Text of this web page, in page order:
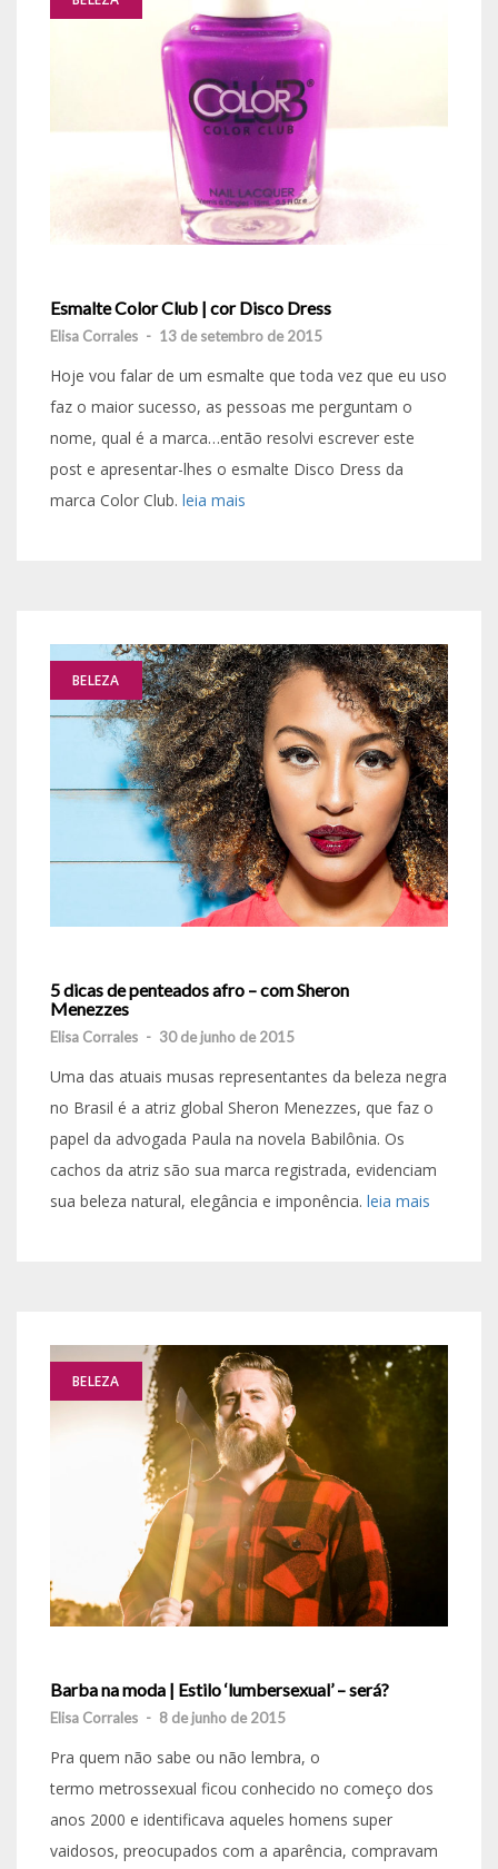
Esmalte Color Club | cor Disco Dress
Elisa Corrales - 13 de setembro de 2015
Hoje vou falar de um esmalte que toda vez que eu uso
faz o maior sucesso, as pessoas me perguntam o
nome, qual é a marca…então resolvi escrever este
post e apresentar-lhes o esmalte Disco Dress da
marca Color Club. leia mais
BELEZA
5 dicas de penteados afro – com Sheron
Menezzes
Elisa Corrales - 30 de junho de 2015
Uma das atuais musas representantes da beleza negra
no Brasil é a atriz global Sheron Menezzes, que faz o
papel da advogada Paula na novela Babilônia. Os
cachos da atriz são sua marca registrada, evidenciam
sua beleza natural, elegância e imponência. leia mais
BELEZA
Barba na moda | Estilo ‘lumbersexual’ – será?
Elisa Corrales - 8 de junho de 2015
Pra quem não sabe ou não lembra, o
termo metrossexual ficou conhecido no começo dos
anos 2000 e identificava aqueles homens super
vaidosos, preocupados com a aparência, compravam